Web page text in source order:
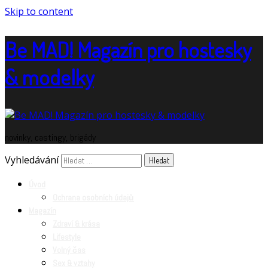
Skip to content
Be MAD! Magazín pro hostesky
& modelky
novinky, castingy, brigády
Vyhledávání